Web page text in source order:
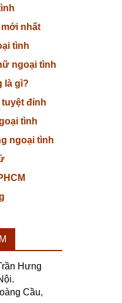
nhất
tình
ngoại tình
là gì?
đỉnh
tình
ngoại tình
Hưng
Cầu,